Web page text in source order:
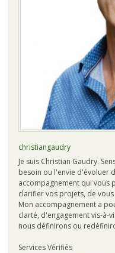
christiangaudry
Je suis Christian Gaudry.
besoin ou l'envie d'évoluer
accompagnement qui vous
clarifier vos projets, de
Mon accompagnement a
clarté, d'engagement vis-à-
nous définirons ou
Services Vérifiés